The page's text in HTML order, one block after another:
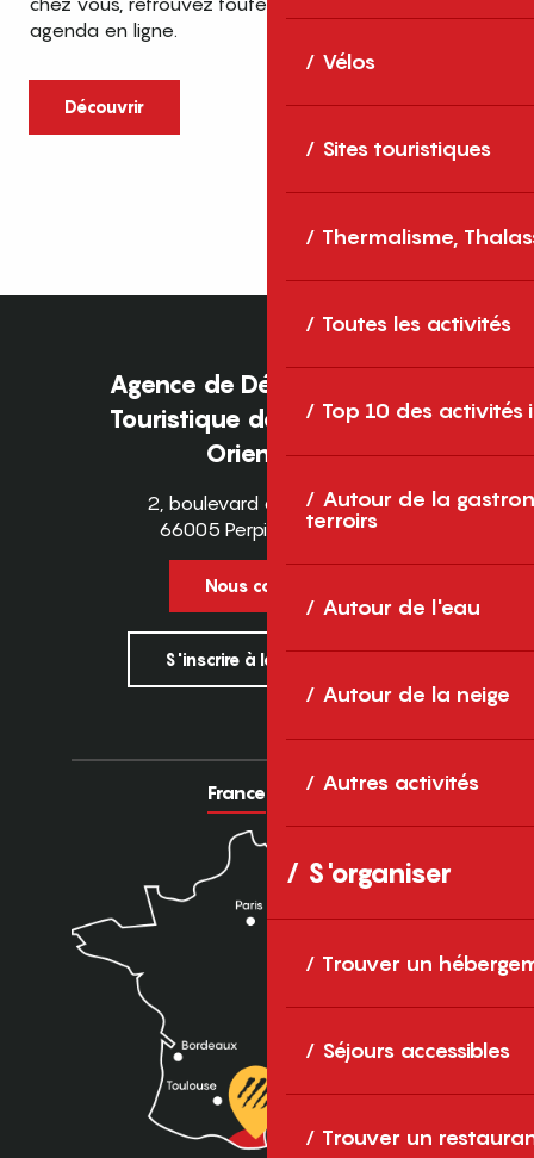
Vélos
Sites touristiques
Thermalisme,
Toutes les activités
Top 10 des activités
Autour de la
terroirs
Autour de l'eau
Autour de la neige
Autres activités
S'organiser
Trouver un
Séjours accessibles
Trouver un
agenda en ligne.
Découvrir
cet été dans les Pyrénées-Orientales
Entre mer Méditerranée, villages de
caractère et grands espaces naturels, les
Pyrénées-Orientales sont une destination
idéale pour partager des moments en
famille tout au long...
Agence de Développement
Touristique des Pyrénées-
Orientales
2, boulevard des Pyrénées
66005 Perpignan Cedex
Nous contacter
S'inscrire à la newsletter
France Europe